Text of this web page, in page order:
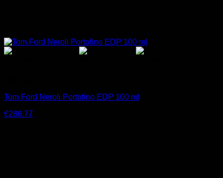
Tom Ford Neroli Portofino EDP 100 ml
€286.77